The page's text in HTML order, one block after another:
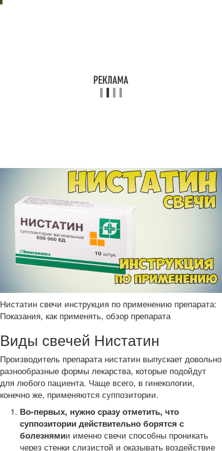
Нистатин свечи инструкция по применению препарата:
Показания, как применять, обзор препарата
Виды свечей Нистатин
Производитель препарата нистатин выпускает довольно
разнообразные формы лекарства, которые подойдут
для любого пациента. Чаще всего, в гинекологии,
конечно же, применяются суппозитории.
Во-первых, нужно сразу отметить, что
суппозитории действительно борятся с
болезнямии именно свечи способны проникать
через стенки слизистой и оказывать воздействие